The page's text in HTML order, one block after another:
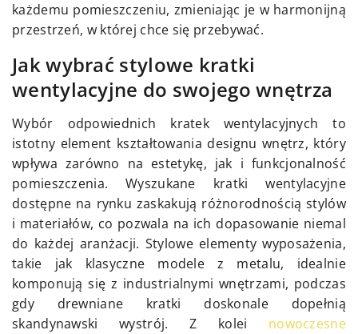
każdemu pomieszczeniu, zmieniając je w harmonijną
przestrzeń, w której chce się przebywać.
Jak wybrać stylowe kratki
wentylacyjne do swojego wnętrza
Wybór odpowiednich kratek wentylacyjnych to
istotny element kształtowania designu wnętrz, który
wpływa zarówno na estetykę, jak i funkcjonalność
pomieszczenia. Wyszukane kratki wentylacyjne
dostępne na rynku zaskakują różnorodnością stylów
i materiałów, co pozwala na ich dopasowanie niemal
do każdej aranżacji. Stylowe elementy wyposażenia,
takie jak klasyczne modele z metalu, idealnie
komponują się z industrialnymi wnętrzami, podczas
gdy drewniane kratki doskonale dopełnią
skandynawski wystrój. Z kolei nowoczesne